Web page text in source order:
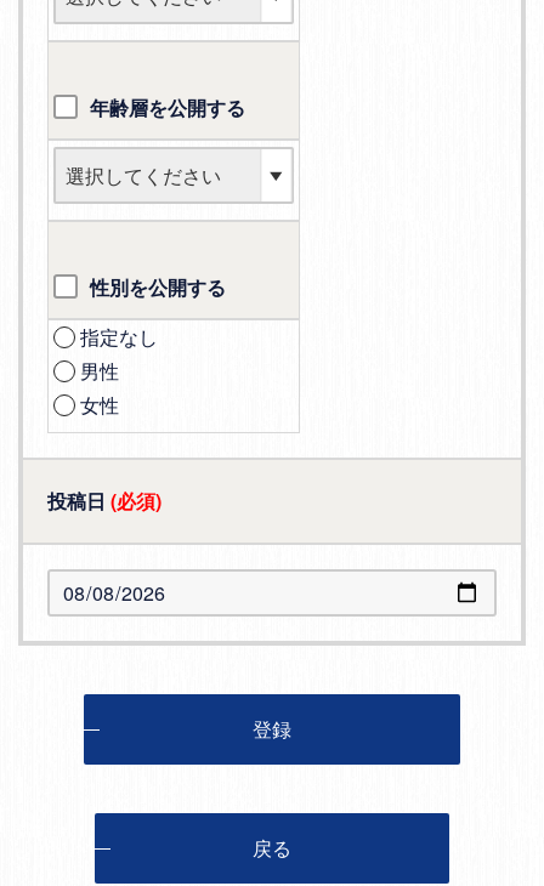
年齢層を公開する
性別を公開する
指定なし
男性
女性
投稿日 (必須)
登録
戻る